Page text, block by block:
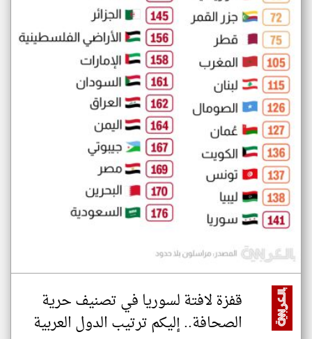
قفزة لافتة لسوريا في تصنيف حرية
الصحافة.. إليكم ترتيب الدول العربية